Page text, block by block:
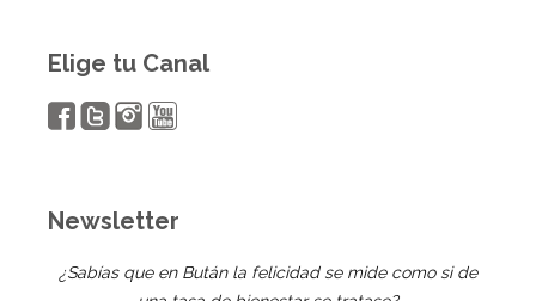
Elige tu Canal
Newsletter
¿Sabías que en Bután la felicidad se mide como si de